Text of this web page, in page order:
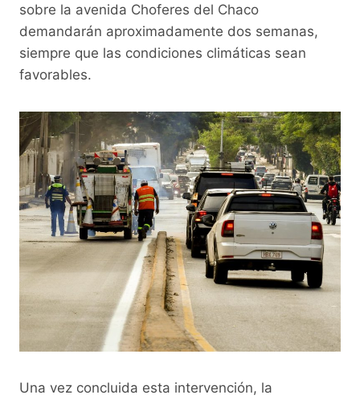
sobre la avenida Choferes del Chaco
demandarán aproximadamente dos semanas,
siempre que las condiciones climáticas sean
favorables.
Una vez concluida esta intervención, la